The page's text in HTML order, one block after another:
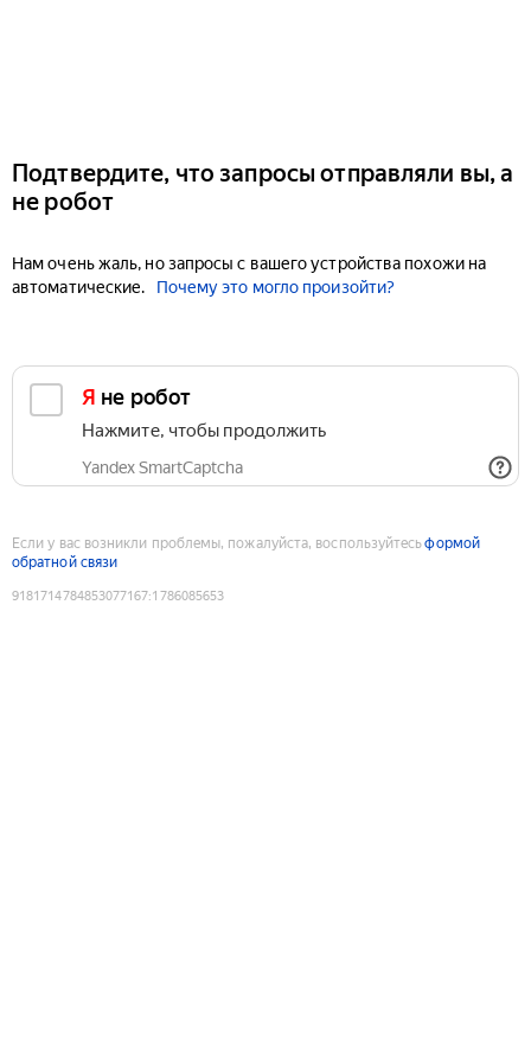
Подтвердите, что запросы отправляли вы, а
не робот
Нам очень жаль, но запросы с вашего устройства похожи на
автоматические.
Почему это могло произойти?
Я не робот
Нажмите, чтобы продолжить
Yandex SmartCaptcha
Если у вас возникли проблемы, пожалуйста, воспользуйтесьформой
обратной связи
9181714784853077167:1786085653